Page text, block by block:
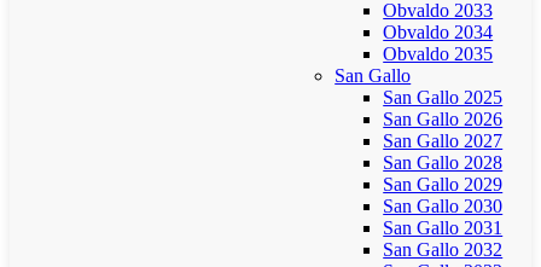
Obvaldo 2033
Obvaldo 2034
Obvaldo 2035
San Gallo
San Gallo 2025
San Gallo 2026
San Gallo 2027
San Gallo 2028
San Gallo 2029
San Gallo 2030
San Gallo 2031
San Gallo 2032